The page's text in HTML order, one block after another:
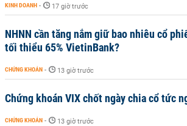
KINH DOANH - 17 giờ trước
NHNN cần tăng nắm giữ bao nhiêu cổ
tối thiểu 65% VietinBank?
CHỨNG KHOÁN - 13 giờ trước
Chứng khoán VIX chốt ngày chia cổ tức
CHỨNG KHOÁN - 13 giờ trước